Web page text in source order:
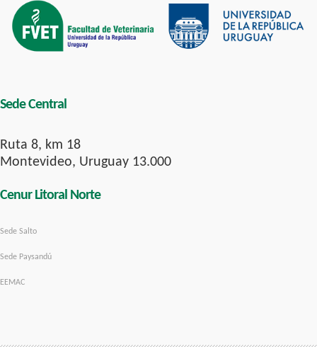
Sede Central
Ruta 8, km 18
Montevideo, Uruguay 13.000
Cenur Litoral Norte
Sede Salto
Sede Paysandú
EEMAC